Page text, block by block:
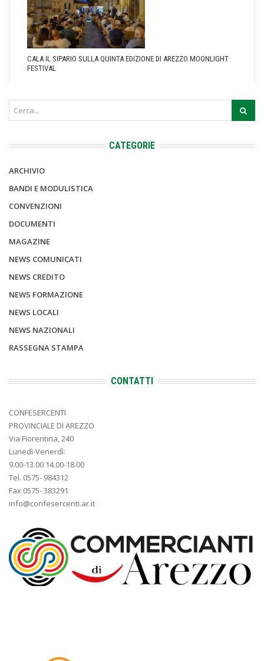
CALA IL SIPARIO SULLA QUINTA EDIZIONE DI AREZZO MOONLIGHT
FESTIVAL
CATEGORIE
ARCHIVIO
BANDI E MODULISTICA
CONVENZIONI
DOCUMENTI
MAGAZINE
NEWS COMUNICATI
NEWS CREDITO
NEWS FORMAZIONE
NEWS LOCALI
NEWS NAZIONALI
RASSEGNA STAMPA
CONTATTI
CONFESERCENTI
PROVINCIALE DI AREZZO
Via Fiorentina, 240
Lunedì-Venerdì:
9.00-13.00 14.00-18.00
Tel. 0575- 984312
Fax 0575- 383291
info@confesercenti.ar.it